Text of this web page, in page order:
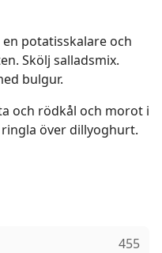
potatisskalare och
Skölj salladsmix.
bulgur.
och rödkål och morot i
över dillyoghurt.
455